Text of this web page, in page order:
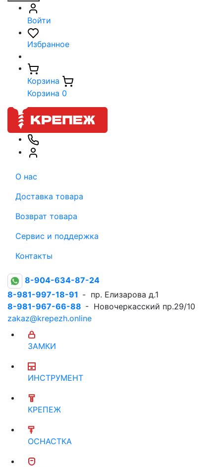
Войти
Избранное
Корзина
Корзина 0
О нас
Доставка товара
Возврат товара
Сервис и поддержка
Контакты
8-904-634-87-24
8-981-997-18-91 - пр. Елизарова д.1
8-981-967-66-88 - Новочеркасский пр.29/10
zakaz@krepezh.online
ЗАМКИ
ИНСТРУМЕНТ
КРЕПЕЖ
ОСНАСТКА